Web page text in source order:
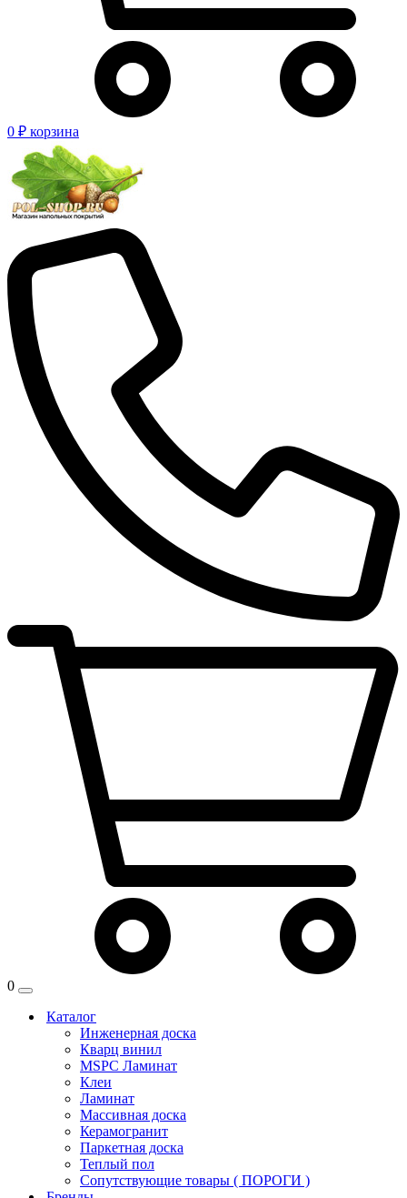
0 ₽ корзина
0
Каталог
Инженерная доска
Кварц винил
MSPC Ламинат
Клеи
Ламинат
Массивная доска
Керамогранит
Паркетная доска
Теплый пол
Сопутствующие товары ( ПОРОГИ )